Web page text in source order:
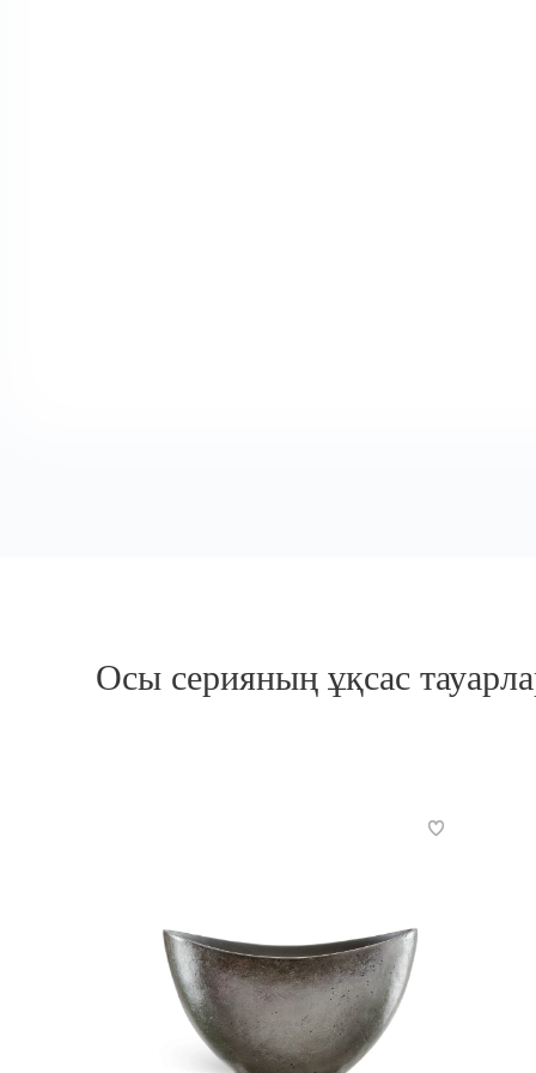
Осы серияның ұқсас